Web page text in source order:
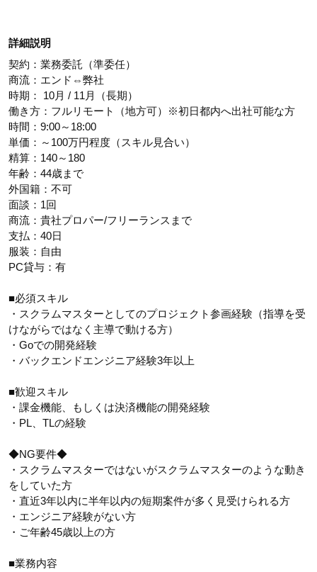
詳細説明
契約：業務委託（準委任）
商流：エンド⇔弊社
時期： 10月 / 11月（長期）
働き方：フルリモート（地方可）※初日都内へ出社可能な方
時間：9:00～18:00
単価：～100万円程度（スキル見合い）
精算：140～180
年齢：44歳まで
外国籍：不可
面談：1回
商流：貴社プロパー/フリーランスまで
支払：40日
服装：自由
PC貸与：有
■必須スキル
・スクラムマスターとしてのプロジェクト参画経験（指導を受
けながらではなく主導で動ける方）
・Goでの開発経験
・バックエンドエンジニア経験3年以上
■歓迎スキル
・課金機能、もしくは決済機能の開発経験
・PL、TLの経験
◆NG要件◆
・スクラムマスターではないがスクラムマスターのような動き
をしていた方
・直近3年以内に半年以内の短期案件が多く見受けられる方
・エンジニア経験がない方
・ご年齢45歳以上の方
■業務内容